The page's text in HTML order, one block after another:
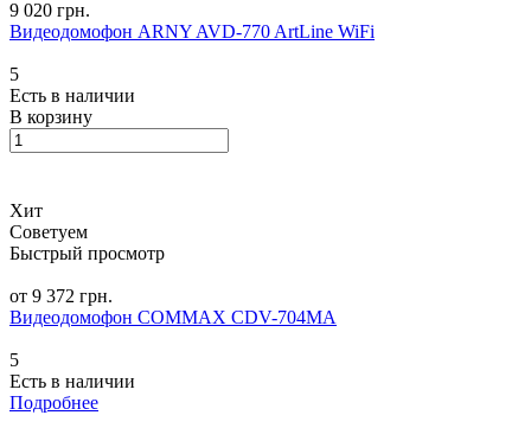
9 020 грн.
Видеодомофон ARNY AVD-770 ArtLine WiFi
5
Есть в наличии
В корзину
Хит
Советуем
Быстрый просмотр
от 9 372 грн.
Видеодомофон COMMAX CDV-704MA
5
Есть в наличии
Подробнее